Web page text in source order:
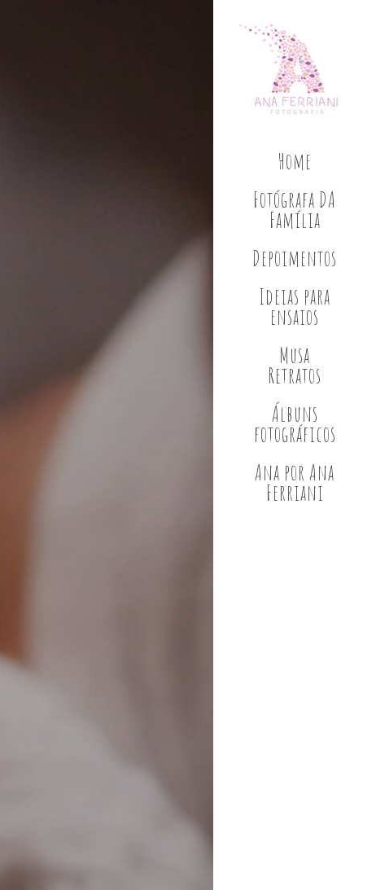
Home
Fotógrafa DA
Família
Depoimentos
Ideias para
ensaios
Musa
Retratos
Álbuns
fotográficos
Ana por Ana
Ferriani